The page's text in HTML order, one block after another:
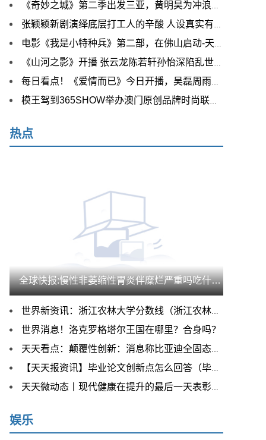
《奇妙之城》第二季出发三亚，黄明昊为冲浪体验当餐厅义工
张颖颖新剧演绎底层打工人的辛酸 人设真实有喜感 世界短讯
电影《我是小特种兵》第二部，在佛山启动-天天精选
《山河之影》开播 张云龙陈若轩孙怡深陷乱世羁绊 世界热资讯
每日看点！《爱情而已》今日开播，吴磊周雨彤携手阐释当代爱情众生相
模王驾到365SHOW举办澳门原创品牌时尚联合发布|全球实时
热点
全球快报:慢性非萎缩性胃炎伴糜烂严重吗吃什么药（慢性非
世界新资讯：浙江农林大学分数线（浙江农林大学是几本）
世界消息！洛克罗格塔尔王国在哪里？合身吗？
天天看点：颠覆性创新：消息称比亚迪全固态电池重庆量产
【天天报资讯】毕业论文创新点怎么回答（毕业论文创新点
天天微动态丨现代健康在提升的最后一天表彰心理健康倡导
娱乐